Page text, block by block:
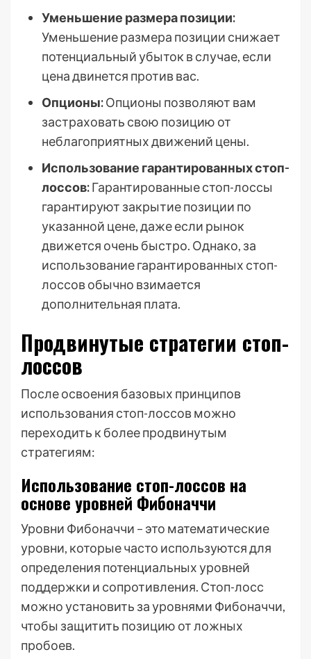
Уменьшение размера позиции:
Уменьшение размера позиции снижает
потенциальный убыток в случае, если
цена двинется против вас.
Опционы:Опционы позволяют вам
застраховать свою позицию от
неблагоприятных движений цены.
Использование гарантированных стоп-
лоссов:Гарантированные стоп-лоссы
гарантируют закрытие позиции по
указанной цене, даже если рынок
движется очень быстро. Однако, за
использование гарантированных стоп-
лоссов обычно взимается
дополнительная плата.
Продвинутые стратегии стоп-
лоссов
После освоения базовых принципов
использования стоп-лоссов можно
переходить к более продвинутым
стратегиям:
Использование стоп-лоссов на
основе уровней Фибоначчи
Уровни Фибоначчи – это математические
уровни, которые часто используются для
определения потенциальных уровней
поддержки и сопротивления. Стоп-лосс
можно установить за уровнями Фибоначчи,
чтобы защитить позицию от ложных
пробоев.